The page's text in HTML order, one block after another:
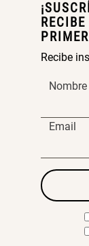
Recibe
Nombre
Email